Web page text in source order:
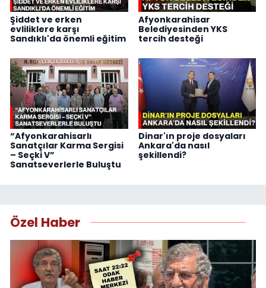
Şiddet ve erken
evliliklere karşı
Sandıklı'da önemli eğitim
Afyonkarahisar
Belediyesinden YKS
tercih desteği
“Afyonkarahisarlı
Sanatçılar Karma Sergisi
– Seçki V”
Sanatseverlerle Buluştu
Dinar'ın proje dosyaları
Ankara'da nasıl
şekillendi?
Özel Haber